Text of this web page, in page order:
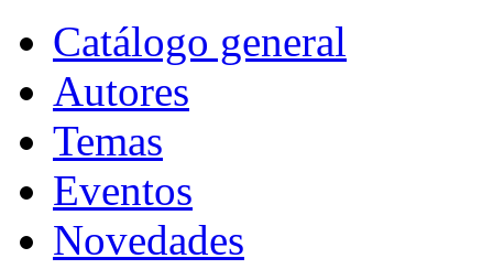
Catálogo general
Autores
Temas
Eventos
Novedades